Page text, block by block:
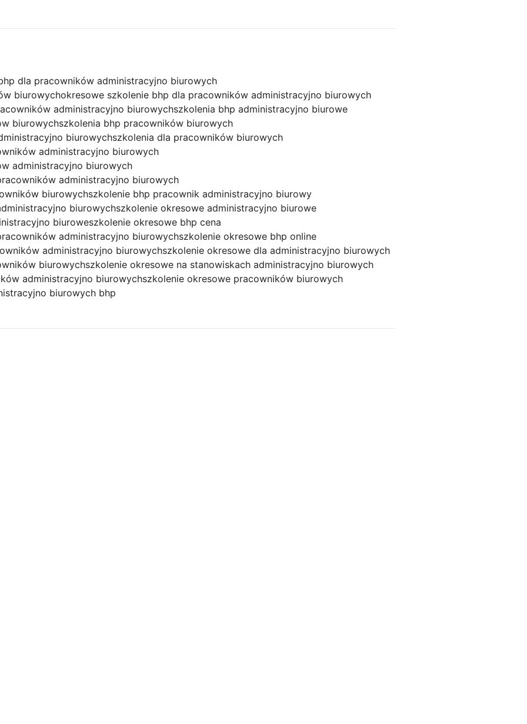
dla pracowników administracyjno biurowych
biurowychokresowe szkolenie bhp dla pracowników administracyjno biurowych
administracyjno biurowychszkolenia bhp administracyjno biurowe
biurowychszkolenia bhp pracowników biurowych
biurowychszkolenia dla pracowników biurowych
administracyjno biurowych
administracyjno biurowych
administracyjno biurowych
biurowychszkolenie bhp pracownik administracyjno biurowy
biurowychszkolenie okresowe administracyjno biurowe
biuroweszkolenie okresowe bhp cena
administracyjno biurowychszkolenie okresowe bhp online
administracyjno biurowychszkolenie okresowe dla administracyjno biurowych
biurowychszkolenie okresowe na stanowiskach administracyjno biurowych
administracyjno biurowychszkolenie okresowe pracowników biurowych
biurowych bhp